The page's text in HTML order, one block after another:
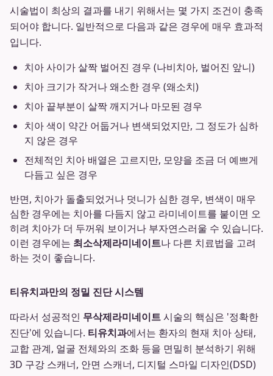
시술법이 최상의 결과를 내기 위해서는 몇 가지 조건이 충족
되어야 합니다. 일반적으로 다음과 같은 경우에 매우 효과적
입니다.
치아 사이가 살짝 벌어진 경우 (나비치아, 벌어진 앞니)
치아 크기가 작거나 왜소한 경우 (왜소치)
치아 끝부분이 살짝 깨지거나 마모된 경우
치아 색이 약간 어둡거나 변색되었지만, 그 정도가 심하
지 않은 경우
전체적인 치아 배열은 고르지만, 모양을 조금 더 예쁘게
다듬고 싶은 경우
반면, 치아가 돌출되었거나 덧니가 심한 경우, 변색이 매우
심한 경우에는 치아를 다듬지 않고 라미네이트를 붙이면 오
히려 치아가 더 두꺼워 보이거나 부자연스러울 수 있습니다.
이런 경우에는 최소삭제라미네이트나 다른 치료법을 고려
하는 것이 좋습니다.
티유치과만의 정밀 진단 시스템
따라서 성공적인 무삭제라미네이트시술의 핵심은 '정확한
진단'에 있습니다. 티유치과에서는 환자의 현재 치아 상태,
교합 관계, 얼굴 전체와의 조화 등을 면밀히 분석하기 위해
3D 구강 스캐너, 안면 스캐너, 디지털 스마일 디자인(DSD)